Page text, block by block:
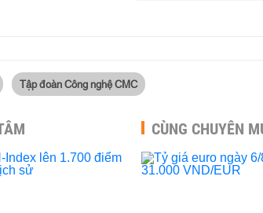
Tập đoàn Công nghệ CMC
CÙNG CHUYÊN